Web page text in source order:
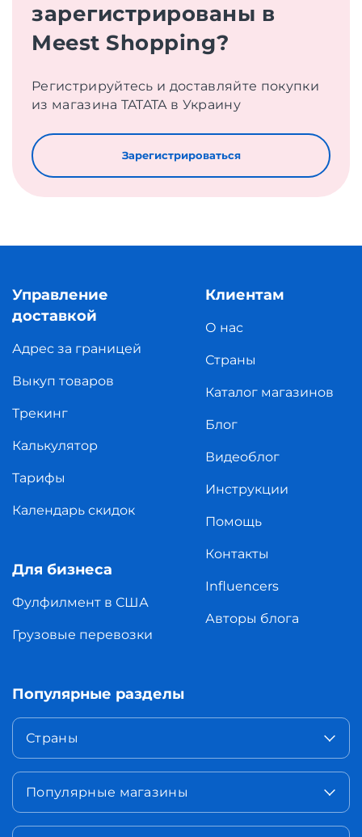
зарегистрированы в
Meest Shopping?
Регистрируйтесь и доставляйте покупки
из магазина TATATA в Украину
Зарегистрироваться
Управление
доставкой
Адрес за границей
Выкуп товаров
Трекинг
Калькулятор
Тарифы
Календарь скидок
Для бизнеса
Фулфилмент в США
Грузовые перевозки
Клиентам
О нас
Страны
Каталог магазинов
Блог
Видеоблог
Инструкции
Помощь
Контакты
Influencers
Авторы блога
Популярные разделы
Страны
Популярные магазины